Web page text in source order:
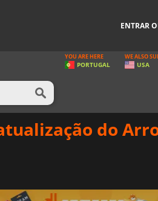
ENTRAR
YOU ARE HERE
PORTUGAL
WE ALSO
USA
do